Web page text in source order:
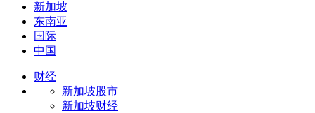
新加坡
东南亚
国际
中国
财经
新加坡股市
新加坡财经